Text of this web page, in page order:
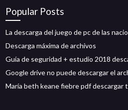
Popular Posts
La descarga del juego de pc de las
Descarga máxima de archivos
Guía de seguridad + estudio 2018
Google drive no puede descargar el
María beth keane fiebre pdf descargar